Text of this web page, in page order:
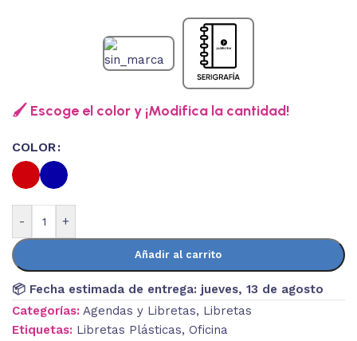
🖌️ Escoge el color y ¡Modifica la cantidad!
COLOR
- +
Añadir al carrito
📦 Fecha estimada de entrega: jueves, 13 de agosto
Categorías: Agendas y Libretas, Libretas
Etiquetas: Libretas Plásticas, Oficina